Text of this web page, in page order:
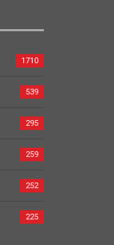
1710
539
295
259
252
225